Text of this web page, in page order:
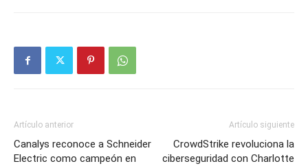
Artículo anterior
Canalys reconoce a Schneider
Electric como campeón en
Artículo siguiente
CrowdStrike revoluciona la
ciberseguridad con Charlotte